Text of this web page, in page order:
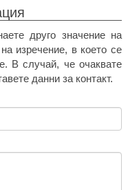
друго значение на
изречение, в което се
В случай, че очаквате
данни за контакт.